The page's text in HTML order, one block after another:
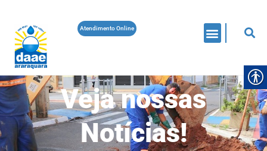
Atendimento Online
Veja nossas
Notícias!